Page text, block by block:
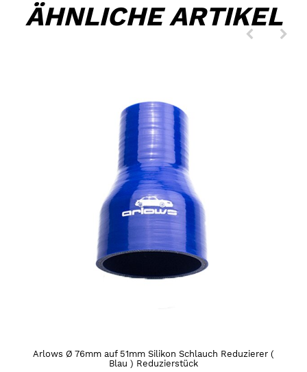
ÄHNLICHE ARTIKEL
Arlows Ø 76mm auf 51mm Silikon Schlauch Reduzierer (
Blau ) Reduzierstück